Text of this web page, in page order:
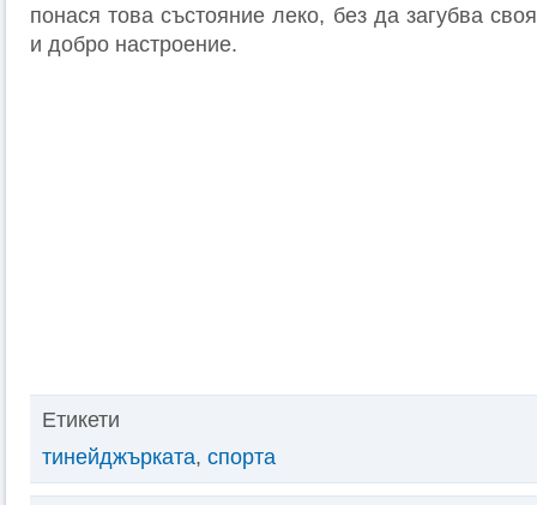
понася това състояние леко, без да загубва
и добро настроение.
Етикети
тинейджърката, спорта